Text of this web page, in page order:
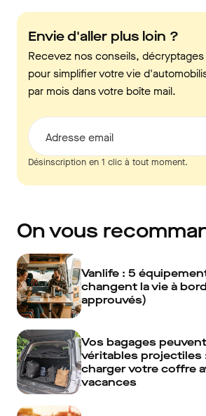
Envie d'aller plus loin ?
Recevez nos conseils,
pour simplifier votre vie
par mois dans votre boîte mail.
Adresse email
Désinscription en 1 clic à tout moment.
On vous
Vanlife : 5
changent la vie à
approuvés)
Vos bagages
véritables projectiles
charger votre coffre
vacances